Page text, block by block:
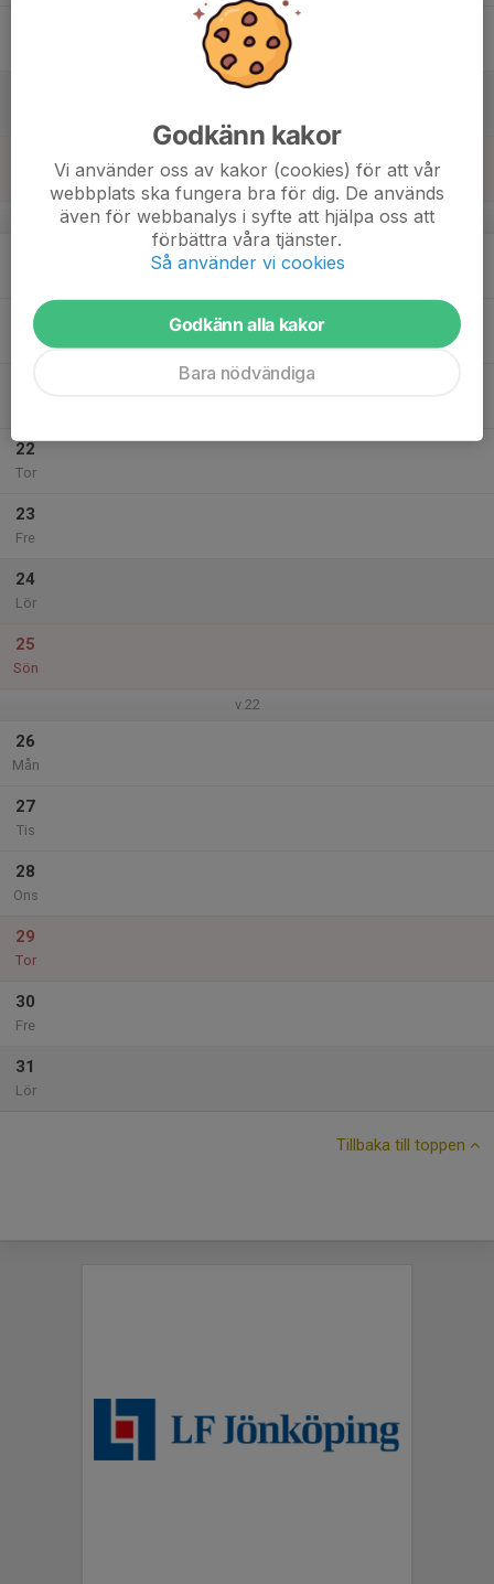
v.21
20
22
Tor
23
Fre
24
Lör
25
Sön
v.22
26
Mån
27
Tis
28
Ons
29
Tor
30
Fre
31
Lör
Tillbaka till toppen
Godkänn kakor
Vi använder oss av kakor (cookies) för att vår
webbplats ska fungera bra för dig. De används
även för webbanalys i syfte att hjälpa oss att
förbättra våra tjänster.
Så använder vi cookies
Godkänn alla kakor
Bara nödvändiga